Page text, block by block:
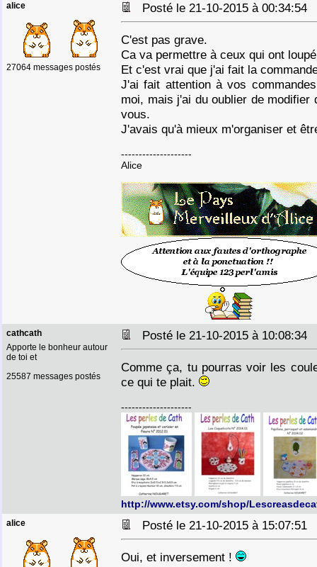
alice
27064 messages postés
Posté le 21-10-2015 à 00:34:54
C'est pas grave.
Ca va permettre à ceux qui ont
Et c'est vrai que j'ai fait la
J'ai fait attention à vos
moi, mais j'ai du oublier de modifier
vous.
J'avais qu'à mieux m'organiser et
--------------------
Alice
cathcath
Apporte le bonheur autour
de toi et
25587 messages postés
Posté le 21-10-2015 à 10:08:34
Comme ça, tu pourras voir les
ce qui te plait.
--------------------
http://www.etsy.com/shop/
alice Posté le 21-10-2015 à 15:07:51
Oui, et inversement !